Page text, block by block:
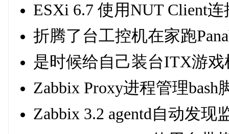
ESXi 6.7 使用NUT Client
折腾了台工控机在家跑
是时候给自己装台ITX游
Zabbix Proxy进程管理bash
Zabbix 3.2 agentd自动发现